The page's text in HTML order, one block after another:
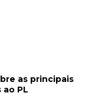
as principais
PL